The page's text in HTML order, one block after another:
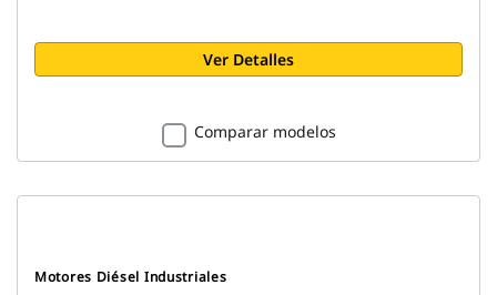
Ver Detalles
Comparar modelos
Motores Diésel Industriales